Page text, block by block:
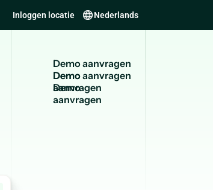
Inloggen locatie Nederlands
Demoaanvragen
Demo
aanvragen